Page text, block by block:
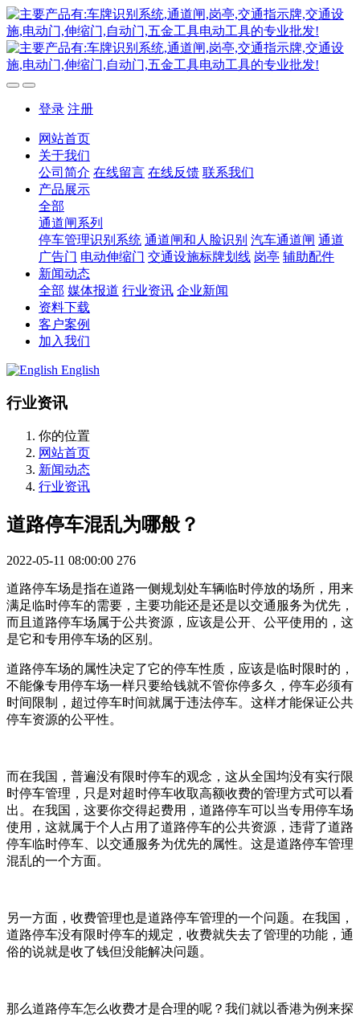
登录 注册
网站首页
关于我们
公司简介 在线留言 在线反馈 联系我们
产品展示
全部
通道闸系列
停车管理识别系统 通道闸和人脸识别 汽车通道闸 通道
广告门 电动伸缩门 交通设施标牌划线 岗亭 辅助配件
新闻动态
全部 媒体报道 行业资讯 企业新闻
资料下载
客户案例
加入我们
English
行业资讯
你的位置
网站首页
新闻动态
行业资讯
道路停车混乱为哪般？
2022-05-11 08:00:00 276
道路停车场是指在道路一侧规划处车辆临时停放的场所，用来
满足临时停车的需要，主要功能还是还是以交通服务为优先，
而且道路停车场属于公共资源，应该是公开、公平使用的，这
是它和专用停车场的区别。
道路停车场的属性决定了它的停车性质，应该是临时限时的，
不能像专用停车场一样只要给钱就不管你停多久，停车必须有
时间限制，超过停车时间就属于违法停车。这样才能保证公共
停车资源的公平性。
而在我国，普遍没有限时停车的观念，这从全国均没有实行限
时停车管理，只是对超时停车收取高额收费的管理方式可以看
出。在我国，这要你交得起费用，道路停车可以当专用停车场
使用，这就属于个人占用了道路停车的公共资源，违背了道路
停车临时停车、以交通服务为优先的属性。这是道路停车管理
混乱的一个方面。
另一方面，收费管理也是道路停车管理的一个问题。在我国，
道路停车没有限时停车的规定，收费就失去了管理的功能，通
俗的说就是收了钱但没能解决问题。
那么道路停车怎么收费才是合理的呢？我们就以香港为例来探